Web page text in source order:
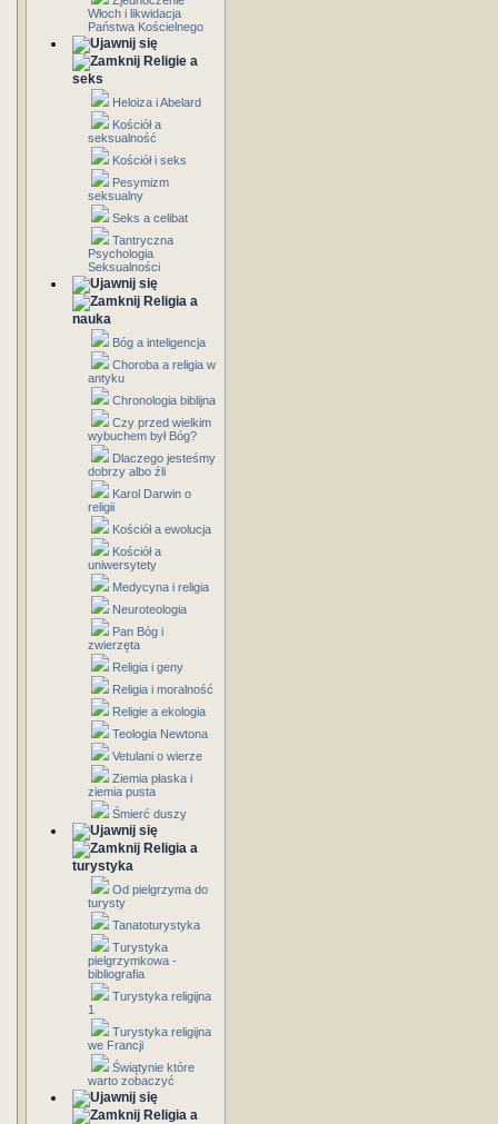
Włoch i likwidacja
Państwa Kościelnego
Religie a
seks
Heloiza i Abelard
Kościół a
seksualność
Kościół i seks
Pesymizm
seksualny
Seks a celibat
Tantryczna
Psychologia
Seksualności
Religia a
nauka
Bóg a inteligencja
Choroba a religia w
antyku
Chronologia biblijna
Czy przed wielkim
wybuchem był Bóg?
Dlaczego jesteśmy
dobrzy albo źli
Karol Darwin o
religii
Kościół a ewolucja
Kościół a
uniwersytety
Medycyna i religia
Neuroteologia
Pan Bóg i
zwierzęta
Religia i geny
Religia i moralność
Religie a ekologia
Teologia Newtona
Vetulani o wierze
Ziemia płaska i
ziemia pusta
Śmierć duszy
Religia a
turystyka
Od pielgrzyma do
turysty
Tanatoturystyka
Turystyka
pielgrzymkowa -
bibliografia
Turystyka religijna
1
Turystyka religijna
we Francji
Świątynie które
warto zobaczyć
Religia a